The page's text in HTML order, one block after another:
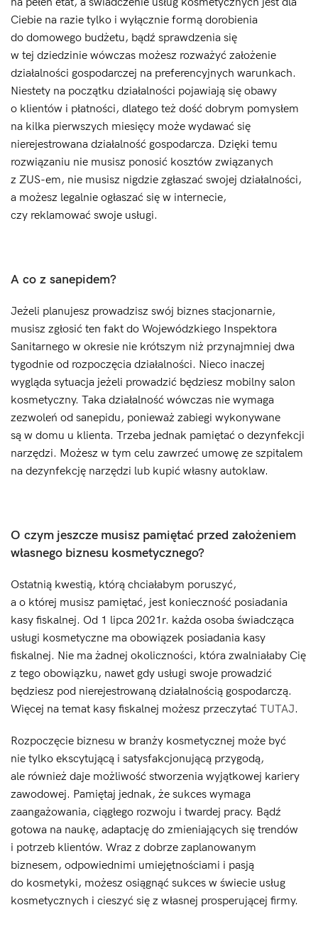
Ciebie na razie tylko i wyłącznie formą dorobienia
do domowego budżetu, bądź sprawdzenia się
w tej dziedzinie wówczas możesz rozważyć założenie
działalności gospodarczej na preferencyjnych warunkach.
Niestety na początku działalności pojawiają się obawy
o klientów i płatności, dlatego też dość dobrym pomysłem
na kilka pierwszych miesięcy może wydawać się
nierejestrowana działalność gospodarcza. Dzięki temu
rozwiązaniu nie musisz ponosić kosztów związanych
z ZUS-em, nie musisz nigdzie zgłaszać swojej działalności,
a możesz legalnie ogłaszać się w internecie,
czy reklamować swoje usługi.
A co z sanepidem?
Jeżeli planujesz prowadzisz swój biznes stacjonarnie,
musisz zgłosić ten fakt do Wojewódzkiego Inspektora
Sanitarnego w okresie nie krótszym niż przynajmniej dwa
tygodnie od rozpoczęcia działalności. Nieco inaczej
wygląda sytuacja jeżeli prowadzić będziesz mobilny salon
kosmetyczny. Taka działalność wówczas nie wymaga
zezwoleń od sanepidu, ponieważ zabiegi wykonywane
są w domu u klienta. Trzeba jednak pamiętać o dezynfekcji
narzędzi. Możesz w tym celu zawrzeć umowę ze szpitalem
na dezynfekcję narzędzi lub kupić własny autoklaw.
O czym jeszcze musisz pamiętać przed założeniem
własnego biznesu kosmetycznego?
Ostatnią kwestią, którą chciałabym poruszyć,
a o której musisz pamiętać, jest konieczność posiadania
kasy fiskalnej. Od 1 lipca 2021r. każda osoba świadcząca
usługi kosmetyczne ma obowiązek posiadania kasy
fiskalnej. Nie ma żadnej okoliczności, która zwalniałaby Cię
z tego obowiązku, nawet gdy usługi swoje prowadzić
będziesz pod nierejestrowaną działalnością gospodarczą.
Więcej na temat kasy fiskalnej możesz przeczytać TUTAJ.
Rozpoczęcie biznesu w branży kosmetycznej może być
nie tylko ekscytującą i satysfakcjonującą przygodą,
ale również daje możliwość stworzenia wyjątkowej kariery
zawodowej. Pamiętaj jednak, że sukces wymaga
zaangażowania, ciągłego rozwoju i twardej pracy. Bądź
gotowa na naukę, adaptację do zmieniających się trendów
i potrzeb klientów. Wraz z dobrze zaplanowanym
biznesem, odpowiednimi umiejętnościami i pasją
do kosmetyki, możesz osiągnąć sukces w świecie usług
kosmetycznych i cieszyć się z własnej prosperującej firmy.